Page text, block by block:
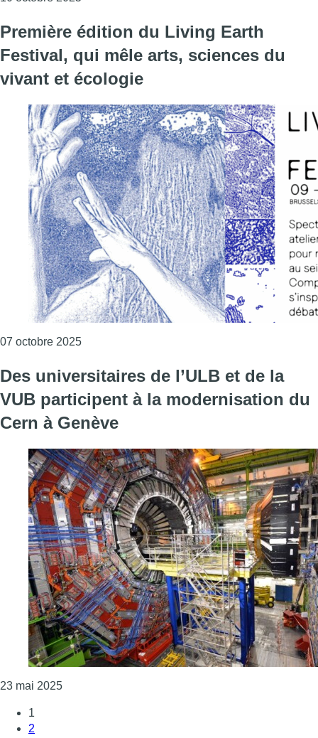
Première édition du Living Earth
Festival, qui mêle arts, sciences du
vivant et écologie
07 octobre 2025Consulter l'article "Première édition du Living
Des universitaires de l’ULB et de la
VUB participent à la modernisation du
Cern à Genève
23 mai 2025Consulter l'article "Des universitaires de l’ULB et
1
2